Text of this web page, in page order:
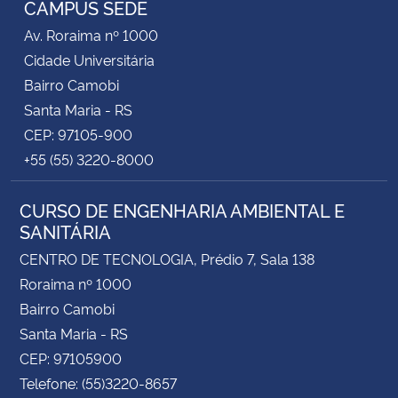
Secretaria-Geral
Secretaria de Governo
Gabinete de Segurança Institucional
Advocacia-Geral da União
Banco Central do Brasil
Planalto
CAMPUS SEDE
Av. Roraima nº 1000
Cidade Universitária
Bairro Camobi
Santa Maria - RS
CEP: 97105-900
+55 (55) 3220-8000
CURSO DE ENGENHARIA AMBIENTAL E
SANITÁRIA
CENTRO DE TECNOLOGIA, Prédio 7, Sala 138
Roraima nº 1000
Bairro Camobi
Santa Maria - RS
CEP: 97105900
Telefone: (55)3220-8657